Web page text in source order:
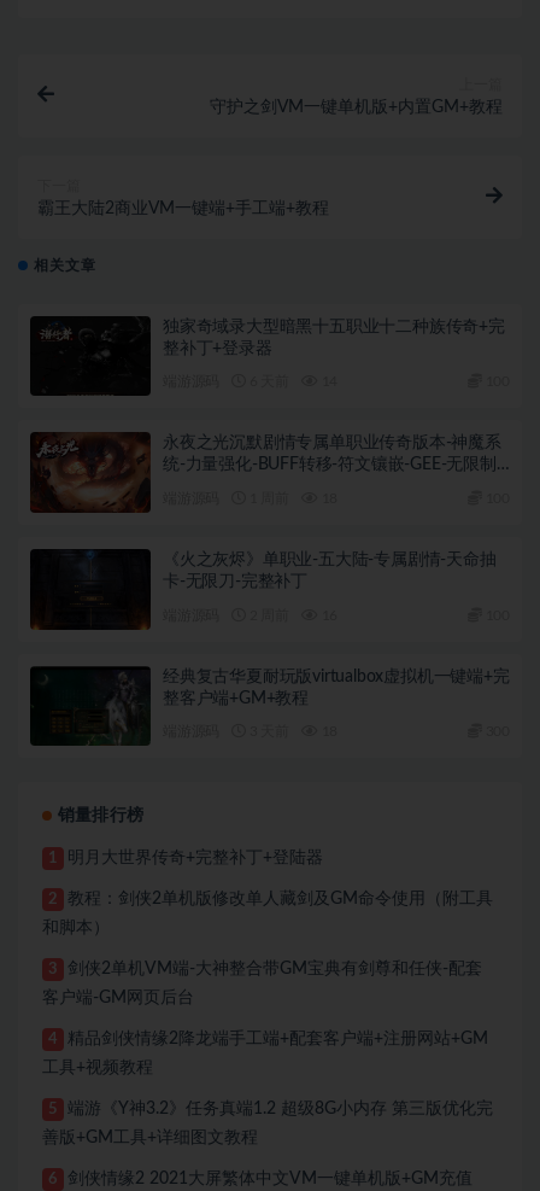
守护之剑VM一键单机版+内置GM+教程
霸王大陆2商业VM一键端+手工端+教程
相关文章
独家奇域录大型暗黑十五职业十二种族传奇+完
整补丁+登录器
永夜之光沉默剧情专属单职业传奇版本-神魔系
统-力量强化-BUFF转移-符文镶嵌-GEE-无限制
《火之灰烬》单职业-五大陆-专属剧情-天命抽
卡-无限刀-完整补丁
经典复古华夏耐玩版virtualbox虚拟机一键端+完
整客户端+GM+教程
销量排行榜
1 明月大世界传奇+完整补丁+登陆器
2
教程：剑侠2单机版修改单人藏剑及GM命令使用（附工具
和脚本）
3
剑侠2单机VM端-大神整合带GM宝典有剑尊和任侠-配套
客户端-GM网页后台
4
精品剑侠情缘2降龙端手工端+配套客户端+注册网站+GM
工具+视频教程
5
端游《Y神3.2》任务真端1.2 超级8G小内存 第三版优化完
善版+GM工具+详细图文教程
6
剑侠情缘2 2021大屏繁体中文VM一键单机版+GM充值